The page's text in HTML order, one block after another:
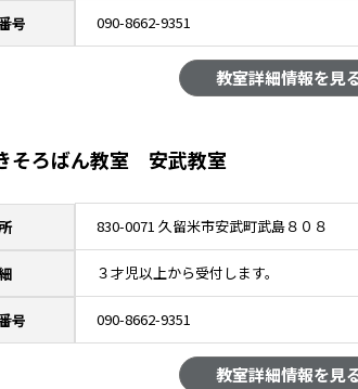
号 090-8662-9351
教室詳細情報を見
そろばん教室 安武教室
830-0071 久留米市安武町武島８０８
３才児以上から受付します。
号 090-8662-9351
教室詳細情報を見